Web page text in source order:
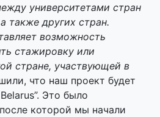
университетами стран
также других стран.
возможность
стажировку или
стране, участвующей в
что наш проект будет
Это было
которой мы начали